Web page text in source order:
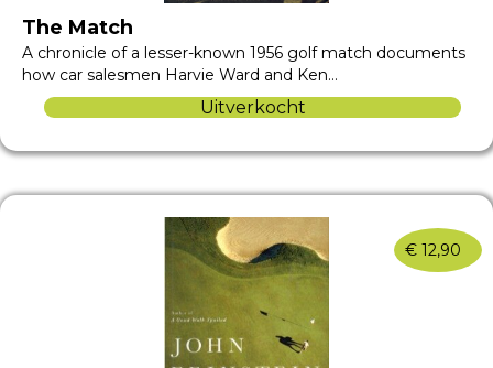
The Match
A chronicle of a lesser-known 1956 golf match documents
how car salesmen Harvie Ward and Ken…
Uitverkocht
€ 12,90